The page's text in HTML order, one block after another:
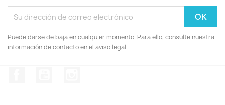
Puede darse de baja en cualquier momento. Para ello, consulte nuestra
información de contacto en el aviso legal.